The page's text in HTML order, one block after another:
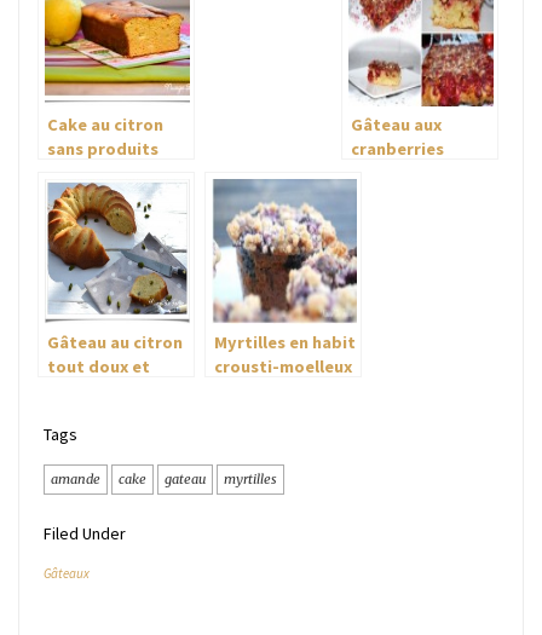
Cake au citron
sans produits
Gâteau aux
cranberries
Gâteau au citron
tout doux et
Myrtilles en habit
crousti-moelleux
Tags
amande cake gateau myrtilles
Filed Under
Gâteaux